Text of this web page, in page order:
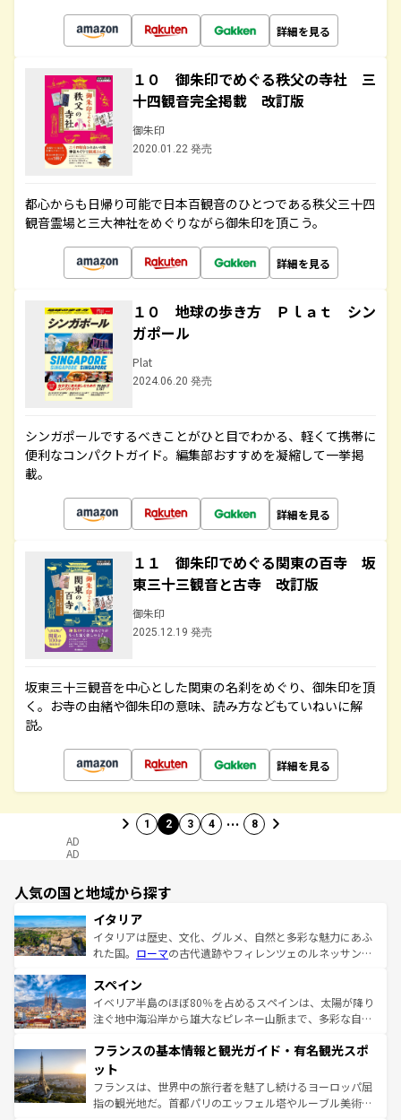
詳細を見る
１０ 御朱印でめぐる秩父の寺社 三
十四観音完全掲載 改訂版
御朱印
2020.01.22 発売
都心からも日帰り可能で日本百観音のひとつである秩父三十四
観音霊場と三大神社をめぐりながら御朱印を頂こう。
詳細を見る
１０ 地球の歩き方 Ｐｌａｔ シン
ガポール
Plat
2024.06.20 発売
シンガポールでするべきことがひと目でわかる、軽くて携帯に
便利なコンパクトガイド。編集部おすすめを凝縮して一挙掲
載。
詳細を見る
１１ 御朱印でめぐる関東の百寺 坂
東三十三観音と古寺 改訂版
御朱印
2025.12.19 発売
坂東三十三観音を中心とした関東の名刹をめぐり、御朱印を頂
く。お寺の由緒や御朱印の意味、読み方などもていねいに解
説。
詳細を見る
1 2 3 4 … 8
AD
AD
人気の国と地域から探す
イタリア
イタリアは歴史、文化、グルメ、自然と多彩な魅力にあふ
れた国。 ローマの古代遺跡やフィレンツェのルネッサンス
ろん、トスカーナの美しい田園風景やアマルフィ海岸の絶
景など、自然景観も見逃せない。観光の合間には、本場の
ピザやパスタなど、絶品のイタリア料理を堪能することも
ませてくれるイタリアで、忘れられない旅をしてみよう！
なお、新着のイタリア情報は
しい。
スペイン
イベリア半島のほぼ80％を占めるスペインは、太陽が降り
注ぐ地中海沿岸から雄大なピレネー山脈まで、多彩な自然
文化が根付くこの国では、情熱的なフラメンコ、熱気あふ
れる闘牛、そして美味しいタパスが生活の一部となってい
る。首都マドリードの洗練された雰囲気や、バルセロナの
アートに溢れた街角から、地方では古代ローマ遺跡や中世
フランスの基本情報と観光ガイド・有名観光スポ
ット
フランスは、世界中の旅行者を魅了し続けるヨーロッパ屈
指の観光地だ。首都パリのエッフェル塔やルーブル美術館